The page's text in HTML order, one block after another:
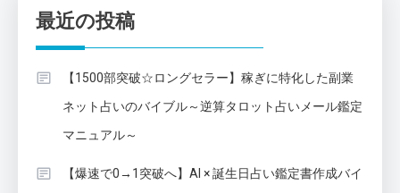
最近の投稿
【1500部突破☆ロングセラー】稼ぎに特化した副業
ネット占いのバイブル～逆算タロット占いメール鑑定
マニュアル～
【爆速で0→1突破へ】AI × 誕生日占い鑑定書作成バイ